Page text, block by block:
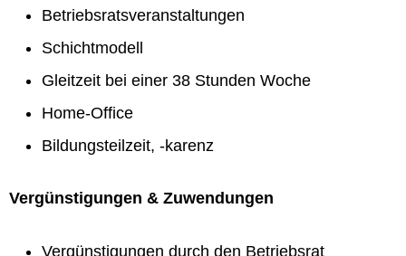
Betriebsratsveranstaltungen
Schichtmodell
Gleitzeit bei einer 38 Stunden Woche
Home-Office
Bildungsteilzeit, -karenz
Vergünstigungen & Zuwendungen
Vergünstigungen durch den Betriebsrat